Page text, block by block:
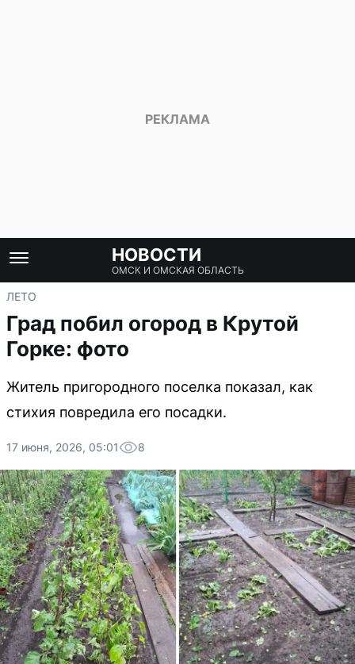
НОВОСТИ
ОМСК И ОМСКАЯ ОБЛАСТЬ
ЛЕТО
Град побил огород в Крутой
Горке: фото
Житель пригородного поселка показал, как
стихия повредила его посадки.
17 июня, 2026, 05:01 8